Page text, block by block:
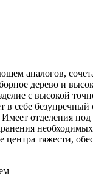
аналогов,
дерево и
с высокой
в себе
Имеет отделения
необходимых
центра тяжести,